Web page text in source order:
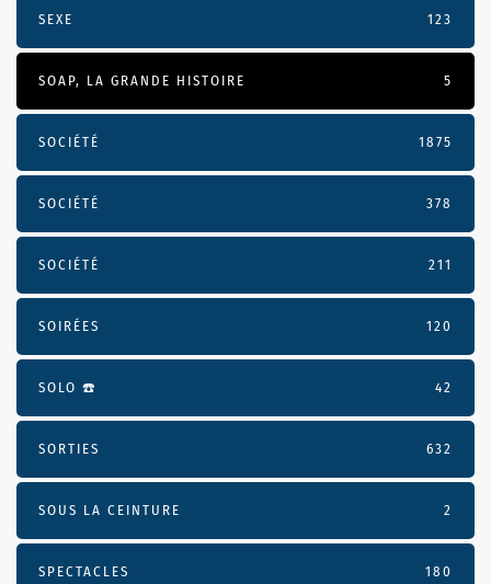
SEXE 123
SOAP, LA GRANDE HISTOIRE 5
SOCIÉTÉ 1875
SOCIÉTÉ 378
SOCIÉTÉ 211
SOIRÉES 120
SOLO ☎️ 42
SORTIES 632
SOUS LA CEINTURE 2
SPECTACLES 180